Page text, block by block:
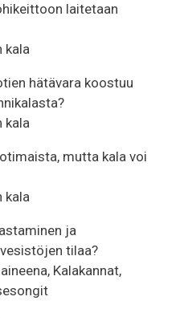
laitetaan
kala
hätävara koostuu
kala
mutta kala voi
kala
ja
tilaa?
, Kalakannat,